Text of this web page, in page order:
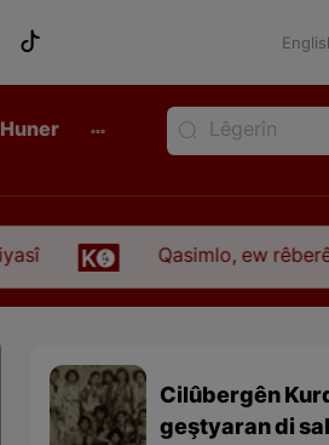
Huner
Qasimlo, ew rêberê ku piştî 35 sal
Cilûbergên
geştyaran di